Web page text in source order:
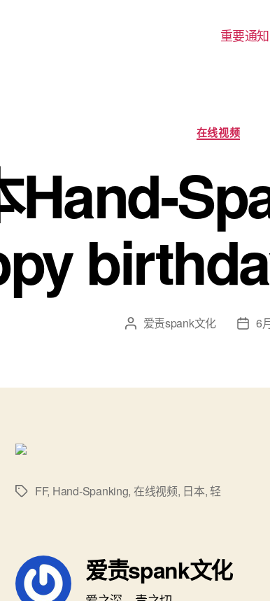
重要通
分
类
在线视频
Hand-
文 爱责spank文化
发 6
标
FF, Hand-Spanking, 在线视频, 日本,轻
爱责spank文化